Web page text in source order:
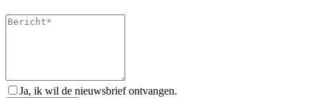
Ja, ik wil de nieuwsbrief ontvangen.